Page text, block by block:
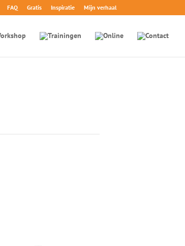
FAQ Gratis Inspiratie Mijn verhaal